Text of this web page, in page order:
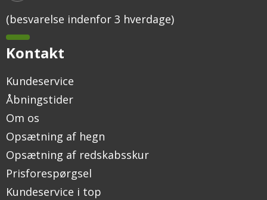
(besvarelse indenfor 3 hverdage)
Kontakt
Kundeservice
Åbningstider
Om os
Opsætning af hegn
Opsætning af redskabsskur
Prisforespørgsel
Kundeservice i top